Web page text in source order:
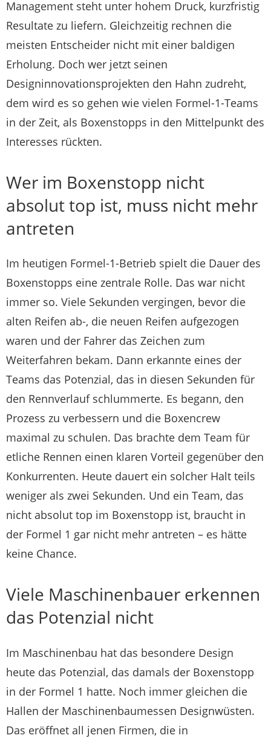
Management steht unter hohem Druck, kurzfristig
Resultate zu liefern. Gleichzeitig rechnen die
meisten Entscheider nicht mit einer baldigen
Erholung. Doch wer jetzt seinen
Designinnovationsprojekten den Hahn zudreht,
dem wird es so gehen wie vielen Formel-1-Teams
in der Zeit, als Boxenstopps in den Mittelpunkt des
Interesses rückten.
Wer im Boxenstopp nicht
absolut top ist, muss nicht mehr
antreten
Im heutigen Formel-1-Betrieb spielt die Dauer des
Boxenstopps eine zentrale Rolle. Das war nicht
immer so. Viele Sekunden vergingen, bevor die
alten Reifen ab-, die neuen Reifen aufgezogen
waren und der Fahrer das Zeichen zum
Weiterfahren bekam. Dann erkannte eines der
Teams das Potenzial, das in diesen Sekunden für
den Rennverlauf schlummerte. Es begann, den
Prozess zu verbessern und die Boxencrew
maximal zu schulen. Das brachte dem Team für
etliche Rennen einen klaren Vorteil gegenüber den
Konkurrenten. Heute dauert ein solcher Halt teils
weniger als zwei Sekunden. Und ein Team, das
nicht absolut top im Boxenstopp ist, braucht in
der Formel 1 gar nicht mehr antreten – es hätte
keine Chance.
Viele Maschinenbauer erkennen
das Potenzial nicht
Im Maschinenbau hat das besondere Design
heute das Potenzial, das damals der Boxenstopp
in der Formel 1 hatte. Noch immer gleichen die
Hallen der Maschinenbaumessen Designwüsten.
Das eröffnet all jenen Firmen, die in